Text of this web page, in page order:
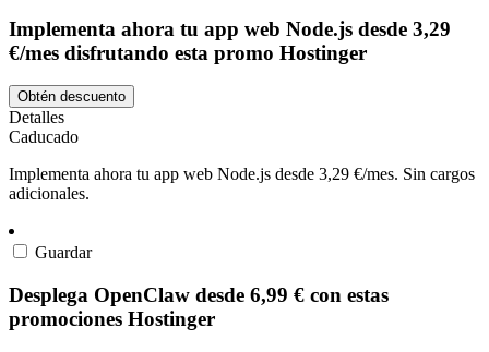
Implementa ahora tu app web Node.js desde 3,29
€/mes disfrutando esta promo Hostinger
Obtén descuento
Detalles
Caducado
Implementa ahora tu app web Node.js desde 3,29 €/mes. Sin cargos
adicionales.
Guardar
Desplega OpenClaw desde 6,99 € con estas
promociones Hostinger